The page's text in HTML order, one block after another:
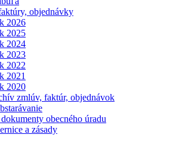
objednávky
2026
2025
2024
2023
2022
2021
2020
zmlúv, faktúr, objednávok
obecného úradu
a zásady